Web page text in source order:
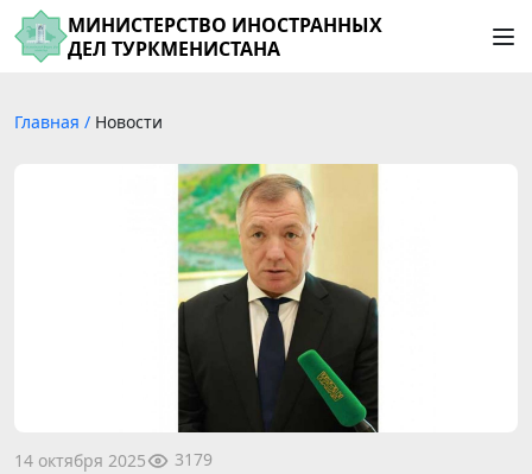
МИНИСТЕРСТВО ИНОСТРАННЫХ
ДЕЛ ТУРКМЕНИСТАНА
Главная / Новости
14 октября 2025 3179